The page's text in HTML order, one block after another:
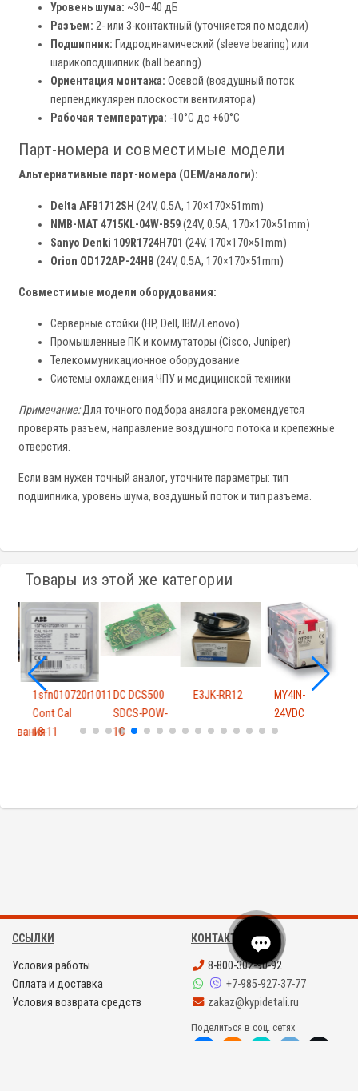
Уровень шума: ~30–40 дБ
Разъем: 2- или 3-контактный (уточняется по модели)
Подшипник: Гидродинамический (sleeve bearing) или
шарикоподшипник (ball bearing)
Ориентация монтажа: Осевой (воздушный поток
перпендикулярен плоскости вентилятора)
Рабочая температура: -10°C до +60°C
Парт-номера и совместимые модели
Альтернативные парт-номера (OEM/аналоги):
Delta AFB1712SH (24V, 0.5A, 170×170×51mm)
NMB-MAT 4715KL-04W-B59(24V, 0.5A, 170×170×51mm)
Sanyo Denki 109R1724H701 (24V, 170×170×51mm)
Orion OD172AP-24HB (24V, 0.5A, 170×170×51mm)
Совместимые модели оборудования:
Серверные стойки (HP, Dell, IBM/Lenovo)
Промышленные ПК и коммутаторы (Cisco, Juniper)
Телекоммуникационное оборудование
Системы охлаждения ЧПУ и медицинской техники
Примечание:Для точного подбора аналога рекомендуется
проверять разъем, направление воздушного потока и крепежные
отверстия.
Если вам нужен точный аналог, уточните параметры: тип
подшипника, уровень шума, воздушный поток и тип разъема.
Товары из этой же категории
1sfn010720r1011
Cont Cal
18-11
DC DCS500
SDCS-POW-
1C
E3JK-RR12
MY4IN-
24VDC
ССЫЛКИ
Условия работы
Оплата и доставка
Условия возврата средств
КОНТАКТЫ
8-800-302-90-92
+7-985-927-37-77
zakaz@kypidetali.ru
Поделиться в соц. сетях